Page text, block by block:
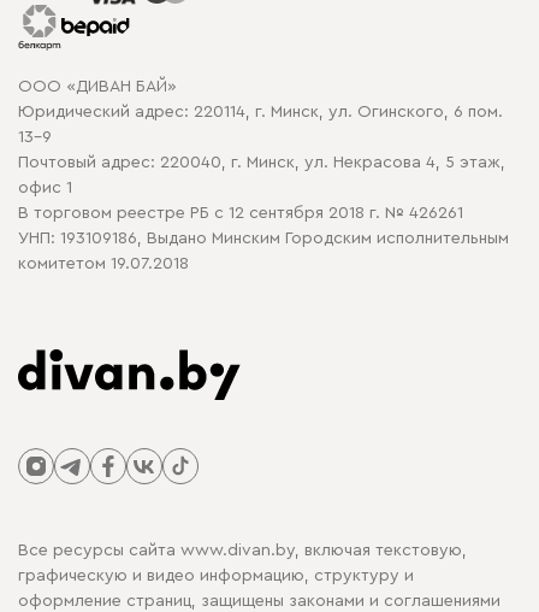
Гарантия
Карта сайта
Политика конфиденциальности
Политика в отношении обработки cookie
ООО «ДИВАН БАЙ»
Юридический адрес: 220114, г. Минск, ул. Огинского, 6 пом.
13-9
Почтовый адрес: 220040, г. Минск, ул. Некрасова 4, 5 этаж,
офис 1
В торговом реестре РБ с 12 сентября 2018 г. № 426261
УНП: 193109186, Выдано Минским Городским исполнительным
комитетом 19.07.2018
Все ресурсы сайта www.divan.by, включая текстовую,
графическую и видео информацию, структуру и
оформление страниц, защищены законами и соглашениями